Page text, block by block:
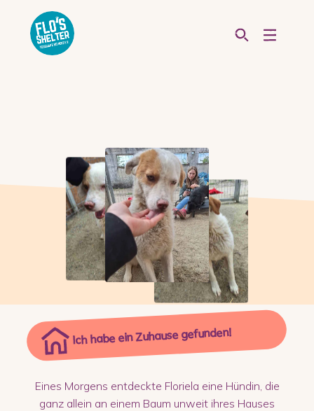
Ich habe ein Zuhause gefunden!
Eines Morgens entdeckte Floriela eine Hündin, die
ganz allein an einem Baum unweit ihres Hauses